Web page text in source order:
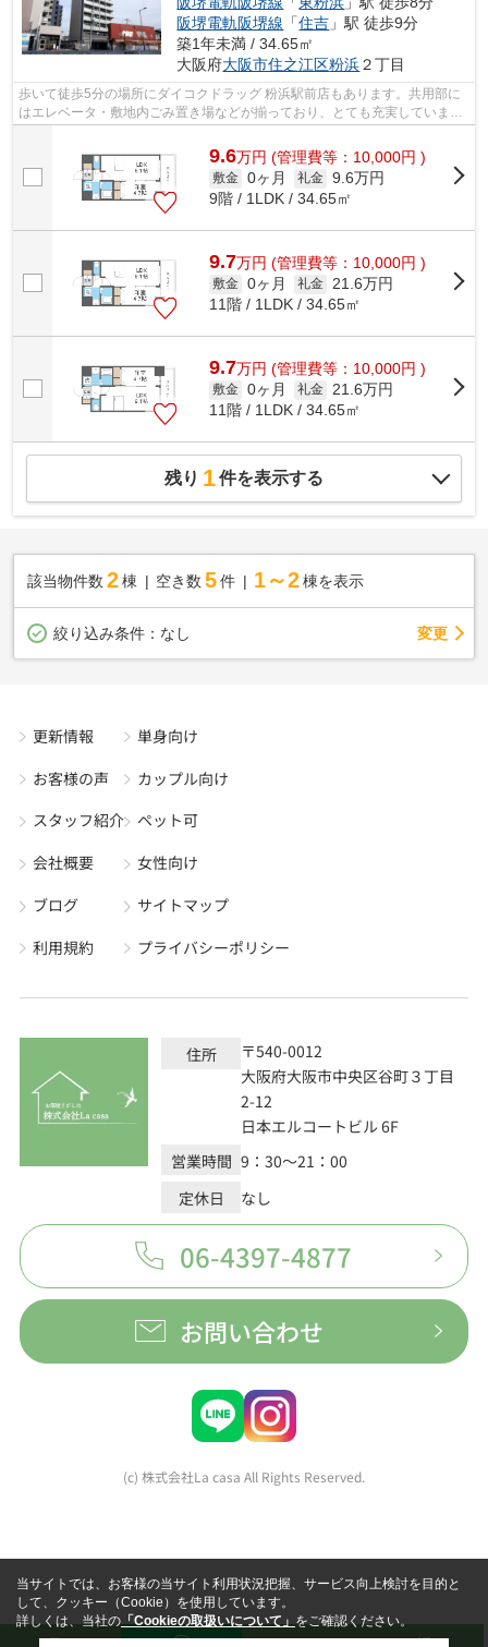
阪堺電軌阪堺線 「住吉 」駅 徒歩9分
築1年未満 / 34.65㎡
大阪府大阪市住之江区粉浜２丁目
歩いて徒歩5分の場所にダイコクドラッグ 粉浜駅前店もあります。共用部に
はエレベータ・敷地内ごみ置き場などが揃っており、とても充実していま
す。高ニーズな駅近の物件で、徒歩5分で...
9.6万円 (管理費等：10,000円 )
敷金 0ヶ月 礼金 9.6万円
9階 / 1LDK / 34.65㎡
9.7万円 (管理費等：10,000円 )
敷金 0ヶ月 礼金
21.6万円
11階 / 1LDK / 34.65㎡
9.7万円 (管理費等：10,000円 )
敷金 0ヶ月 礼金
21.6万円
11階 / 1LDK / 34.65㎡
残り 1件を表示する
該当物件数 2棟 空き数 5 件 1～2 棟を表示
絞り込み条件： なし 変更
更新情報
お客様の声
スタッフ紹介
会社概要
ブログ
利用規約
単身向け
カップル向け
ペット可
女性向け
サイトマップ
プライバシーポリシー
住所
〒540-0012
大阪府大阪市中央区谷町３丁目
2-12
日本エルコートビル 6F
営業時間 9：30～21：00
定休日
なし
06-4397-4877
お問い合わせ
(c) 株式会社La casa All Rights Reserved.
当サイトでは、お客様の当サイト利用状況把握、サービス向上検討を目的と
して、クッキー（Cookie）を使用しています。
詳しくは、当社の「Cookieの取扱いについて」をご確認ください。